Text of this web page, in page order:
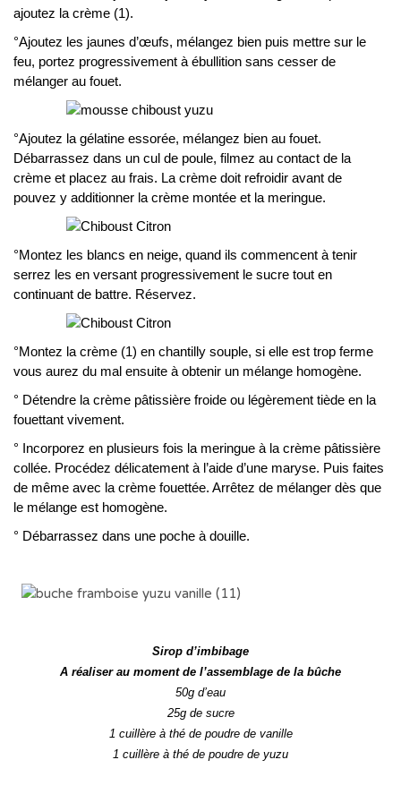
ajoutez la crème (1).
°Ajoutez les jaunes d’œufs, mélangez bien puis mettre sur le
feu, portez progressivement à ébullition sans cesser de
mélanger au fouet.
°Ajoutez la gélatine essorée, mélangez bien au fouet.
Débarrassez dans un cul de poule, filmez au contact de la
crème et placez au frais. La crème doit refroidir avant de
pouvez y additionner la crème montée et la meringue.
°Montez les blancs en neige, quand ils commencent à tenir
serrez les en versant progressivement le sucre tout en
continuant de battre. Réservez.
°Montez la crème (1) en chantilly souple, si elle est trop ferme
vous aurez du mal ensuite à obtenir un mélange homogène.
° Détendre la crème pâtissière froide ou légèrement tiède en la
fouettant vivement.
° Incorporez en plusieurs fois la meringue à la crème pâtissière
collée. Procédez délicatement à l’aide d’une maryse. Puis faites
de même avec la crème fouettée. Arrêtez de mélanger dès que
le mélange est homogène.
° Débarrassez dans une poche à douille.
Sirop d’imbibage
A réaliser au moment de l’assemblage de la bûche
50g d’eau
25g de sucre
1 cuillère à thé de poudre de vanille
1 cuillère à thé de poudre de yuzu